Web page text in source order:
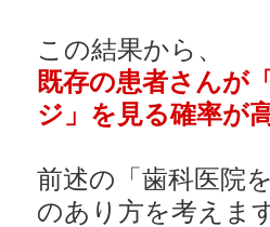
この結果から、
既存の患者さんが
ジ」を見る確率が
前述の「歯科医院
のあり方を考えま